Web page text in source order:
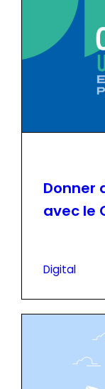
Donner
avec le
Digital